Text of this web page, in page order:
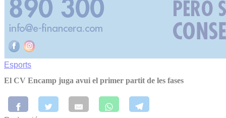
Esports
El CV Encamp juga avui el primer partit de les fases